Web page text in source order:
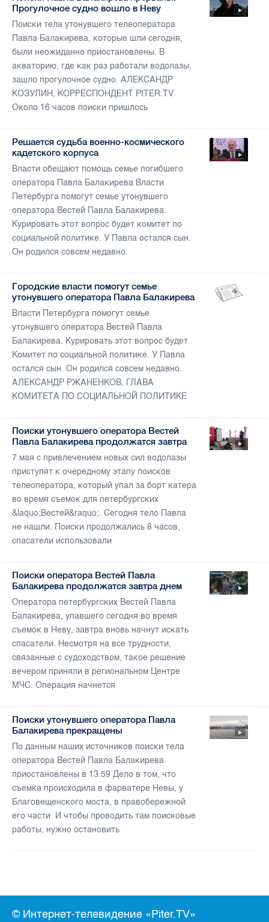
Прогулочное судно вошло в Неву
Поиски тела утонувшего телеоператора
Павла Балакирева, которые шли сегодня,
были неожиданно приостановлены. В
акваторию, где как раз работали водолазы,
зашло прогулочное судно. АЛЕКСАНДР
КОЗУЛИН, КОРРЕСПОНДЕНТ PITER.TV
Около 16 часов поиски пришлось
Решается судьба военно-космического
кадетского корпуса
Власти обещают помощь семье погибшего
оператора Павла Балакирева Власти
Петербурга помогут семье утонувшего
оператора Вестей Павла Балакирева.
Курировать этот вопрос будет комитет по
социальной политике. У Павла остался сын.
Он родился совсем недавно.
Городские власти помогут семье
утонувшего оператора Павла Балакирева
Власти Петербурга помогут семье
утонувшего оператора Вестей Павла
Балакирева. Курировать этот вопрос будет
Комитет по социальной политике. У Павла
остался сын. Он родился совсем недавно.
АЛЕКСАНДР РЖАНЕНКОВ, ГЛАВА
КОМИТЕТА ПО СОЦИАЛЬНОЙ ПОЛИТИКЕ
Поиски утонувшего оператора Вестей
Павла Балакирева продолжатся завтра
7 мая с привлечением новых сил водолазы
приступят к очередному этапу поисков
телеоператора, который упал за борт катера
во время съемок для петербургских
&laquo;Вестей&raquo;. Сегодня тело Павла
не нашли. Поиски продолжались 8 часов,
спасатели использовали
Поиски оператора Вестей Павла
Балакирева продолжатся завтра днем
Оператора петербургских Вестей Павла
Балакирева, упавшего сегодня во время
съемок в Неву, завтра вновь начнут искать
спасатели. Несмотря на все трудности,
связанные с судоходством, такое решение
вечером приняли в региональном Центре
МЧС. Операция начнется
Поиски утонувшего оператора Павла
Балакирева прекращены
По данным наших источников поиски тела
оператора Вестей Павла Балакирева
приостановлены в 13.59 Дело в том, что
съемка происходила в фарватере Невы, у
Благовещенского моста, в правобережной
его части. И чтобы проводить там поисковые
работы, нужно остановить
© Интернет-телевидение «Piter.TV»